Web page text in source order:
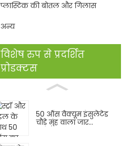
प्लास्टिक की बोतल और गिलास
अन्य
विशेष रुप से प्रदर्शित
प्रोडक्टस
50 औंस वैक्यूम इंसुलेटेड
चौड़े मुंह वाला जार...